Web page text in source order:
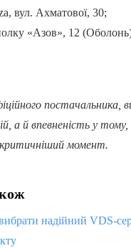
вул. Ахматової, 30;
«Азов», 12
постачальника,
а й впевненість у тому,
момент.
надійний VDS-